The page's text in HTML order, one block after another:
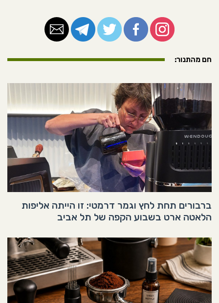
חם מהתנור:
ברבורים תחת לחץ וגמר דרמטי: זו הייתה אליפות
הלאטה ארט בשבוע הקפה של תל אביב